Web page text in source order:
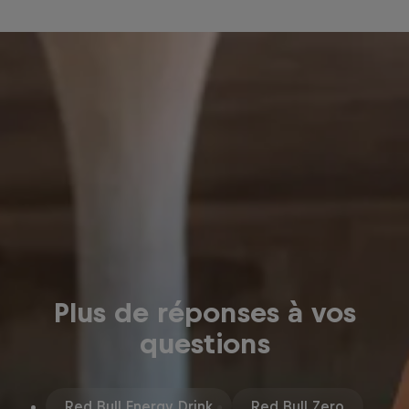
Plus de réponses à vos
questions